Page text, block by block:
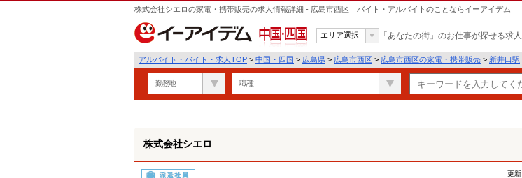
株式会社シエロの家電・携帯販売の求人情報詳細 - 広島市西区｜バイト・アルバイトのことならイーアイデム
中国・四国
エリア選択 「あなたの街」のお仕事が探せる求
アルバイト・バイト・求人TOP > 中国・四国 > 広島県 > 広島市西区 > 広島市西区の家電・携帯販売 > 新井口駅
勤務地 職種
株式会社シエロ
更